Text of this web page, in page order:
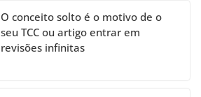
O conceito solto é o motivo de o
seu TCC ou artigo entrar em
revisões infinitas